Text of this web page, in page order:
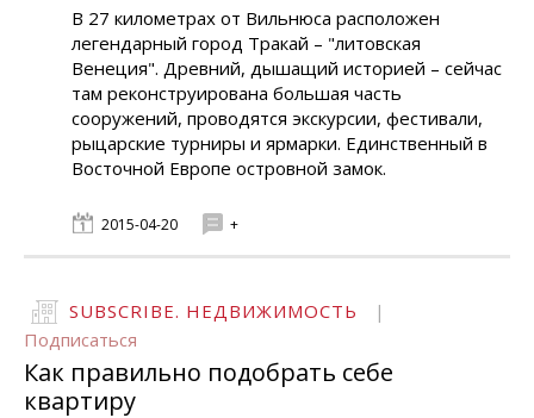
В 27 километрах от Вильнюса расположен
легендарный город Тракай – "литовская
Венеция". Древний, дышащий историей – сейчас
там реконструирована большая часть
сооружений, проводятся экскурсии, фестивали,
рыцарские турниры и ярмарки. Единственный в
Восточной Европе островной замок.
2015-04-20 +
SUBSCRIBE. НЕДВИЖИМОСТЬ
|
Подписаться
Как правильно подобрать себе
квартиру